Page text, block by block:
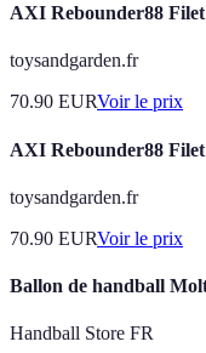
AXI Rebounder88
toysandgarden.fr
70.90 EURVoir le prix
AXI Rebounder88
toysandgarden.fr
70.90 EURVoir le prix
Ballon de handball
Handball Store FR